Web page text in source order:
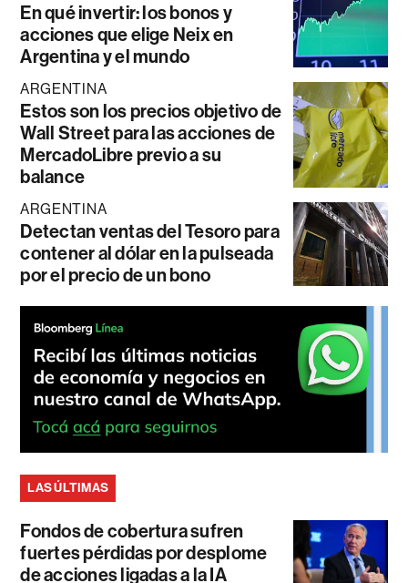
En qué invertir: los bonos y
acciones que elige Neix en
Argentina y el mundo
ARGENTINA
Estos son los precios objetivo de
Wall Street para las acciones de
MercadoLibre previo a su
balance
ARGENTINA
Detectan ventas del Tesoro para
contener al dólar en la pulseada
por el precio de un bono
LAS ÚLTIMAS
Fondos de cobertura sufren
fuertes pérdidas por desplome
de acciones ligadas a la IA